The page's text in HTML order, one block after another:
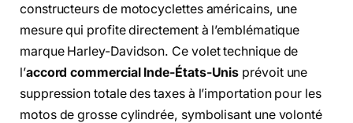
constructeurs de motocyclettes américains, une
mesure qui profite directement à l’emblématique
marque Harley-Davidson. Ce volet technique de
l’accord commercial Inde-États-Unis prévoit une
suppression totale des taxes à l’importation pour les
motos de grosse cylindrée, symbolisant une volonté